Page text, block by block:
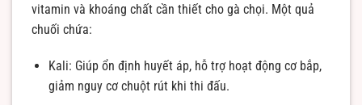
vitamin và khoáng chất cần thiết cho gà chọi. Một quả
chuối chứa:
Kali: Giúp ổn định huyết áp, hỗ trợ hoạt động cơ bắp,
giảm nguy cơ chuột rút khi thi đấu.